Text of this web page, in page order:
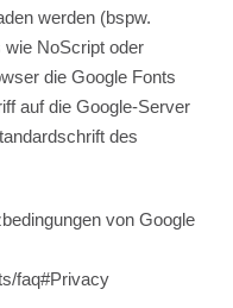
werden (bspw.
wie NoScript oder
die Google Fonts
auf die Google-Server
des
von Google
faq#Privacy